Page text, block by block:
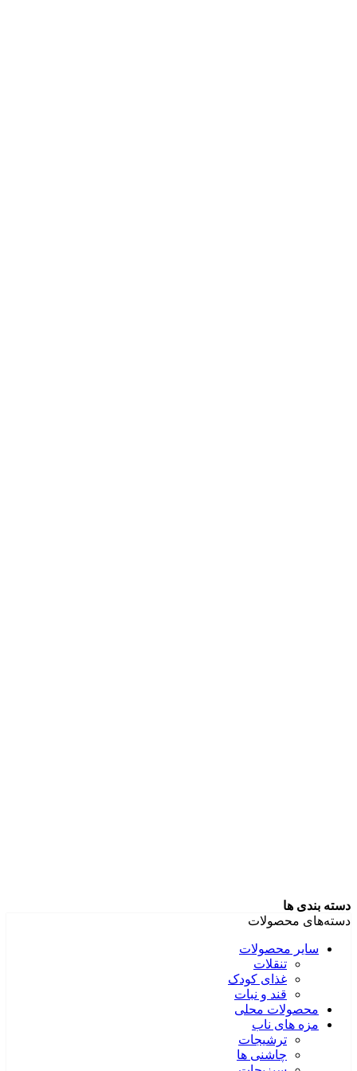
دسته بندی ها
دسته‌های محصولات
سایر محصولات
تنقلات
غذای کودک
قند و نبات
محصولات محلی
مزه های ناب
ترشیجات
چاشنی ها